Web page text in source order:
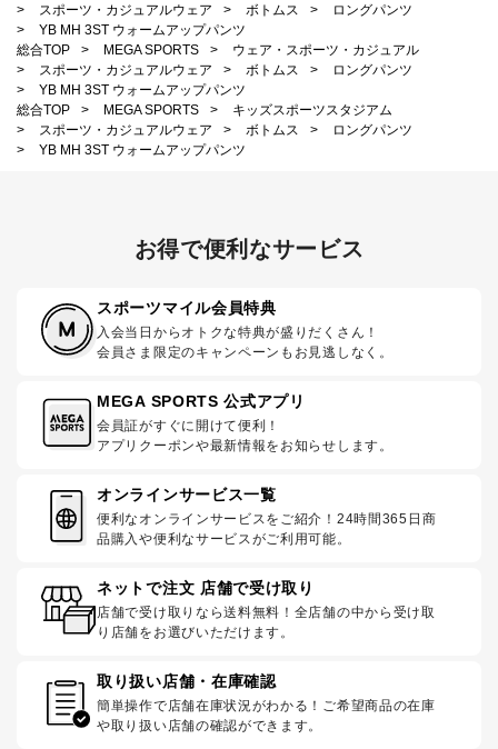
>
スポーツ・カジュアルウェア > ボトムス >
ロングパンツ
>
YB MH 3ST ウォームアップパンツ
総合TOP
> MEGA SPORTS >
ウェア・スポーツ・カジュアル
>
スポーツ・カジュアルウェア > ボトムス >
ロングパンツ
>
YB MH 3ST ウォームアップパンツ
総合TOP
> MEGA SPORTS >
キッズスポーツスタジアム
>
スポーツ・カジュアルウェア > ボトムス >
ロングパンツ
>
YB MH 3ST ウォームアップパンツ
お得で便利なサービス
スポーツマイル会員特典
入会当日からオトクな特典が盛りだくさん！
会員さま限定のキャンペーンもお見逃しなく。
MEGA SPORTS 公式アプリ
会員証がすぐに開けて便利！
アプリクーポンや最新情報をお知らせします。
オンラインサービス一覧
便利なオンラインサービスをご紹介！24時間365日商
品購入や便利なサービスがご利用可能。
ネットで注文 店舗で受け取り
店舗で受け取りなら送料無料！全店舗の中から受け取
り店舗をお選びいただけます。
取り扱い店舗・在庫確認
簡単操作で店舗在庫状況がわかる！ご希望商品の在庫
や取り扱い店舗の確認ができます。